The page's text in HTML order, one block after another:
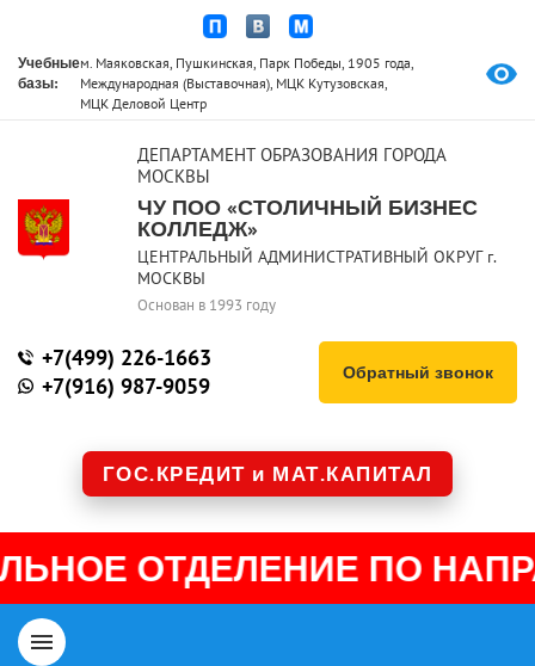
Учебные
базы:
м. Маяковская, Пушкинская, Парк Победы, 1905 года,
Международная (Выставочная), МЦК Кутузовская,
МЦК Деловой Центр
ДЕПАРТАМЕНТ ОБРАЗОВАНИЯ ГОРОДА
МОСКВЫ
ЧУ ПОО «СТОЛИЧНЫЙ БИЗНЕС
КОЛЛЕДЖ»
ЦЕНТРАЛЬНЫЙ АДМИНИСТРАТИВНЫЙ ОКРУГ г.
МОСКВЫ
Основан в 1993 году
+7(499) 226-1663
+7(916) 987-9059
Обратный звонок
ГОС.КРЕДИТ и МАТ.КАПИТАЛ
ОТДЕЛЕНИЕ ПО